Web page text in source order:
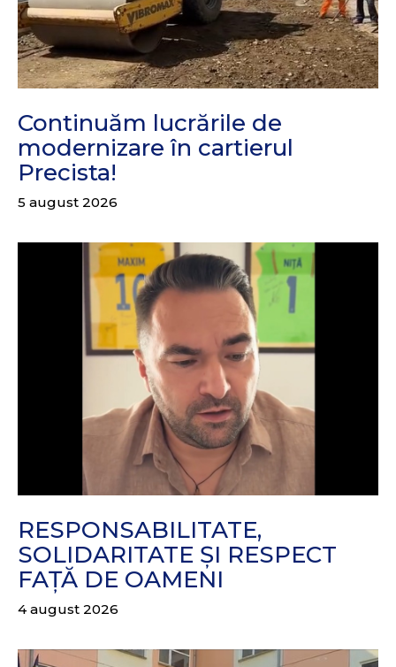
Continuăm lucrările de
modernizare în cartierul
Precista!
5 august 2026
RESPONSABILITATE,
SOLIDARITATE ȘI RESPECT
FAȚĂ DE OAMENI
4 august 2026